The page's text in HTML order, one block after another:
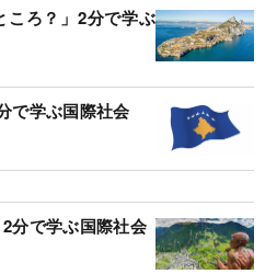
ころ？」2分で学ぶ
で学ぶ国際社会
2分で学ぶ国際社会